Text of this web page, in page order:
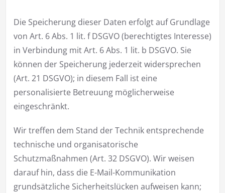
Die Speicherung dieser Daten erfolgt auf Grundlage
von Art. 6 Abs. 1 lit. f DSGVO (berechtigtes Interesse)
in Verbindung mit Art. 6 Abs. 1 lit. b DSGVO. Sie
können der Speicherung jederzeit widersprechen
(Art. 21 DSGVO); in diesem Fall ist eine
personalisierte Betreuung möglicherweise
eingeschränkt.
Wir treffen dem Stand der Technik entsprechende
technische und organisatorische
Schutzmaßnahmen (Art. 32 DSGVO). Wir weisen
darauf hin, dass die E-Mail-Kommunikation
grundsätzliche Sicherheitslücken aufweisen kann;